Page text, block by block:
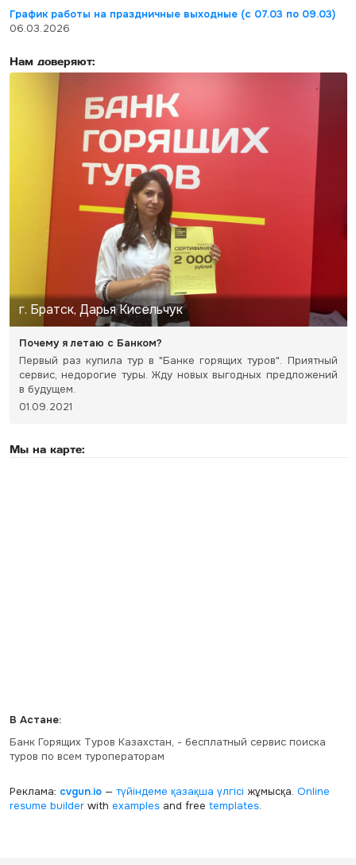
График работы на праздничные выходные (с 07.03 по 09.03)
06.03.2026
Нам доверяют:
г. Братск, Дарья Кисельчук
Почему я летаю с Банком?
Первый раз купила тур в "Банке горящих туров". Приятный
сервис, недорогие туры. Жду новых выгодных предложений
в будущем.
01.09.2021
Мы на карте:
В Астане:
Банк Горящих Туров Казахстан, - бесплатный сервис поиска
туров по всем туроператорам
Реклама: cvgun.io— түйіндеме қазақша үлгісі жұмысқа. Online
resume builderwith examplesand free templates.